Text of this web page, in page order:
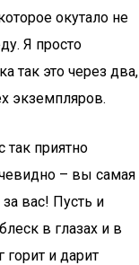
окутало не
Я просто
так это через два,
экземпляров.
так приятно
– вы самая
вас! Пусть и
в глазах и в
и дарит